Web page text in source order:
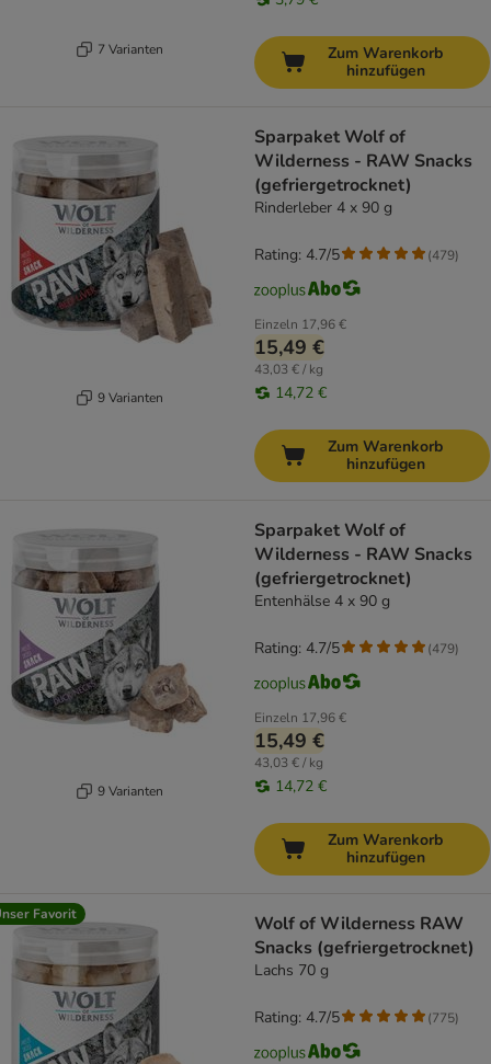
7 Varianten
Zum Warenkorb
hinzufügen
9 Varianten
Sparpaket Wolf of
Wilderness - RAW Snacks
(gefriergetrocknet)
Rinderleber 4 x 90 g
Einzeln 17,96 €
15,49 €
43,03 € / kg
14,72 €
Rating: 4.7/5 (479)
Zum Warenkorb
hinzufügen
9 Varianten
Sparpaket Wolf of
Wilderness - RAW Snacks
(gefriergetrocknet)
Entenhälse 4 x 90 g
Einzeln 17,96 €
15,49 €
43,03 € / kg
14,72 €
Rating: 4.7/5 (479)
Zum Warenkorb
hinzufügen
Favorit
Wolf of Wilderness RAW
Snacks (gefriergetrocknet)
Lachs 70 g
Rating: 4.7/5 (775)